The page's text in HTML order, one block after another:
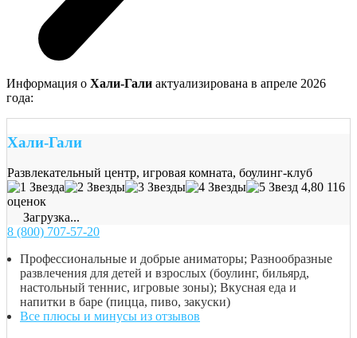
Информация о Хали-Гали актуализирована в апреле 2026
года:
Хали-Гали
Развлекательный центр, игровая комната, боулинг-клуб
4,80 116
оценок
Загрузка...
8 (800) 707-57-20
Профессиональные и добрые аниматоры; Разнообразные
развлечения для детей и взрослых (боулинг, бильярд,
настольный теннис, игровые зоны); Вкусная еда и
напитки в баре (пицца, пиво, закуски)
Все плюсы и минусы из отзывов